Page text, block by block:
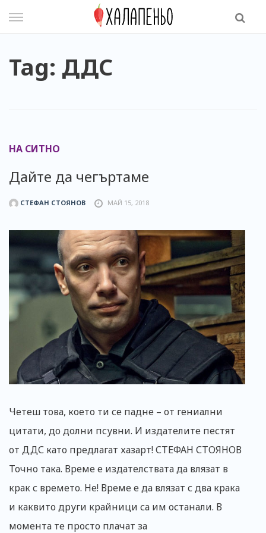
Tag: ДДС
НА СИТНО
Дайте да чегъртаме
СТЕФАН СТОЯНОВ МАЙ 15, 2018
Четеш това, което ти се падне – от гениални
цитати, до долни псувни. И издателите пестят
от ДДС като предлагат хазарт! СТЕФАН СТОЯНОВ
Точно така. Време е издателствата да влязат в
крак с времето. Не! Време е да влязат с два крака
и каквито други крайници са им останали. В
момента те просто плачат за